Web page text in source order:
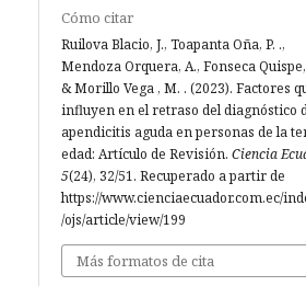
Cómo citar
Ruilova Blacio, J., Toapanta Oña, P. .,
Mendoza Orquera, A., Fonseca
& Morillo Vega , M. . (2023). Factores
influyen en el retraso del diagnóstico
apendicitis aguda en personas de la
edad: Artículo de Revisión. Ciencia
5(24), 32/51. Recuperado a partir de
https://www.cienciaecuador.com.ec/
/ojs/article/view/199
Más formatos de cita